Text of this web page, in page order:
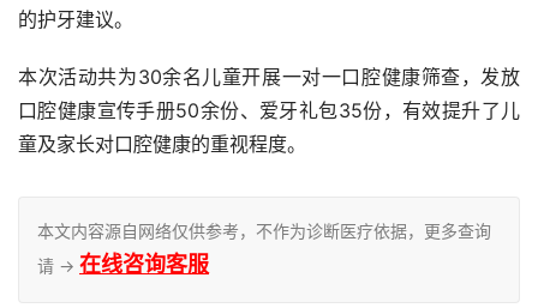
的护牙建议。
本次活动共为30余名儿童开展一对一口腔健康筛查，发放
口腔健康宣传手册50余份、爱牙礼包35份，有效提升了儿
童及家长对口腔健康的重视程度。
本文内容源自网络仅供参考，不作为诊断医疗依据，更多查询
请 → 在线咨询客服